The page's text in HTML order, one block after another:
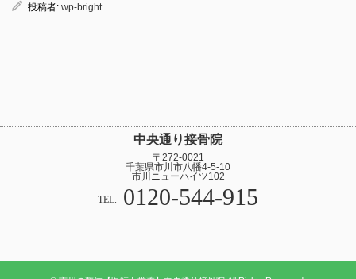
投稿者: wp-bright
中央通り接骨院
〒272-0021
千葉県市川市八幡4-5-10
市川ニューハイツ102
TEL. 0120-544-915